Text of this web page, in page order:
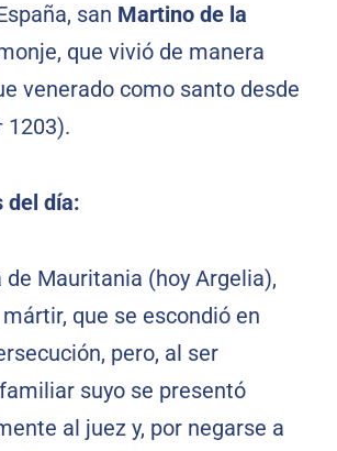
san Martino de la
que vivió de manera
venerado como santo desde
1203).
del día:
de Mauritania (hoy Argelia),
mártir, que se escondió en
pero, al ser
suyo se presentó
al juez y, por negarse a